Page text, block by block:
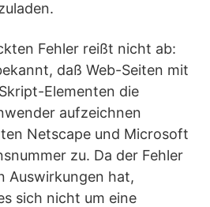
Fehler reißt nicht ab:
daß Web-Seiten mit
Elementen die
aufzeichnen
Netscape und Microsoft
zu. Da der Fehler
Auswirkungen hat,
sich nicht um eine